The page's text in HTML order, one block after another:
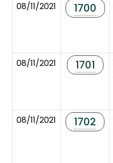
08/11/2021
1700
08/11/2021
1701
08/11/2021
1702